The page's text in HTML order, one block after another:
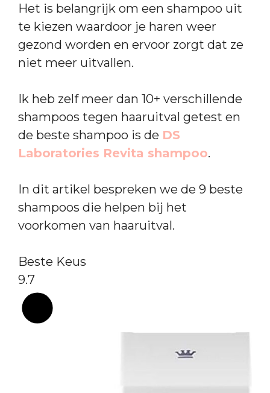
Het is belangrijk om een shampoo uit
te kiezen waardoor je haren weer
gezond worden en ervoor zorgt dat ze
niet meer uitvallen.
Ik heb zelf meer dan 10+ verschillende
shampoos tegen haaruitval getest en
de beste shampoo is de DS
Laboratories Revita shampoo.
In dit artikel bespreken we de 9 beste
shampoos die helpen bij het
voorkomen van haaruitval.
Beste Keus
9.7